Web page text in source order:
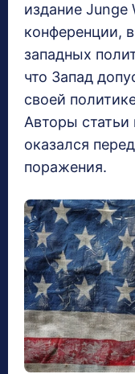
издание Junge
конференции,
западных
что Запад
своей
Авторы статьи
оказался
поражения.